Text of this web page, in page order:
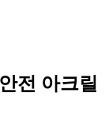
전 아크릴